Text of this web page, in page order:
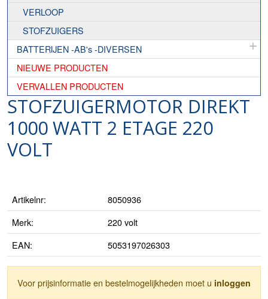
VERLOOP
STOFZUIGERS
BATTERIJEN -AB's -DIVERSEN
NIEUWE PRODUCTEN
VERVALLEN PRODUCTEN
STOFZUIGERMOTOR DIREKT
1000 WATT 2 ETAGE 220
VOLT
Artikelnr:
8050936
Merk:
220 volt
EAN:
5053197026303
Voor prijsinformatie en bestelmogelijkheden moet u inloggen